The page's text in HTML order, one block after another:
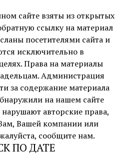
сайте взяты из открытых
ссылку на материал
посетителями сайта и
исключительно в
Права на материалы
Администрация
за содержание материала
на нашем сайте
авторские права,
Вашей компании или
сообщите нам.
ПО ДАТЕ